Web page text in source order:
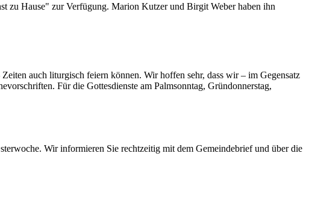
zu Hause" zur Verfügung. Marion Kutzer und Birgit Weber haben ihn
auch liturgisch feiern können. Wir hoffen sehr, dass wir – im Gegensatz
Für die Gottesdienste am Palmsonntag, Gründonnerstag,
Wir informieren Sie rechtzeitig mit dem Gemeindebrief und über die